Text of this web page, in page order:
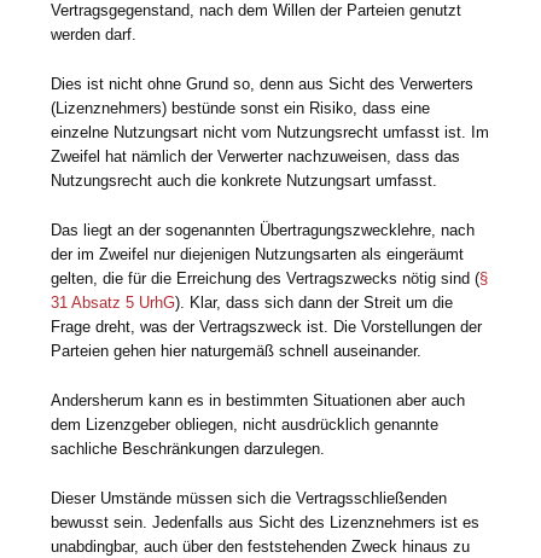
Vertragsgegenstand, nach dem Willen der Parteien genutzt
werden darf.
Dies ist nicht ohne Grund so, denn aus Sicht des Verwerters
(Lizenznehmers) bestünde sonst ein Risiko, dass eine
einzelne Nutzungsart nicht vom Nutzungsrecht umfasst ist. Im
Zweifel hat nämlich der Verwerter nachzuweisen, dass das
Nutzungsrecht auch die konkrete Nutzungsart umfasst.
Das liegt an der sogenannten Übertragungszwecklehre, nach
der im Zweifel nur diejenigen Nutzungsarten als eingeräumt
gelten, die für die Erreichung des Vertragszwecks nötig sind (§
31 Absatz 5 UrhG). Klar, dass sich dann der Streit um die
Frage dreht, was der Vertragszweck ist. Die Vorstellungen der
Parteien gehen hier naturgemäß schnell auseinander.
Andersherum kann es in bestimmten Situationen aber auch
dem Lizenzgeber obliegen, nicht ausdrücklich genannte
sachliche Beschränkungen darzulegen.
Dieser Umstände müssen sich die Vertragsschließenden
bewusst sein. Jedenfalls aus Sicht des Lizenznehmers ist es
unabdingbar, auch über den feststehenden Zweck hinaus zu